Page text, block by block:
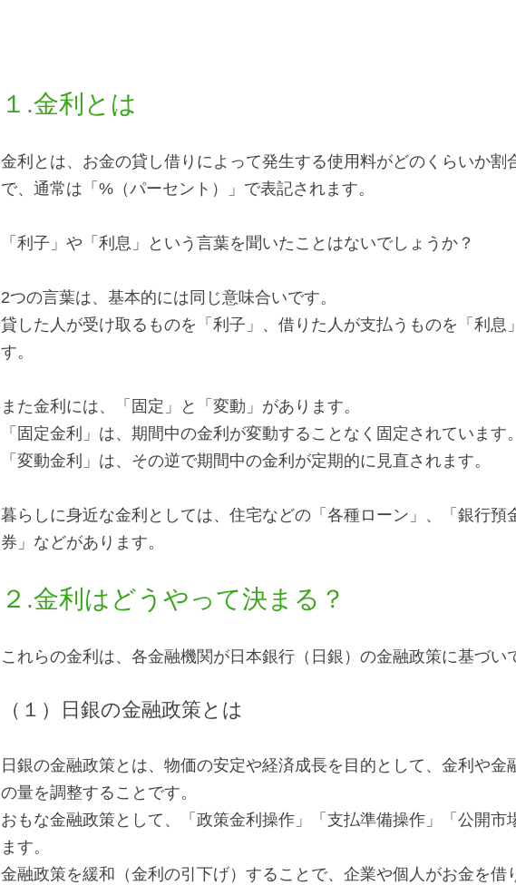
１.金利とは
金利とは、お金の貸し借りによって発生する使用料がどのくらいか割
で、通常は「%（パーセント）」で表記されます。
「利子」や「利息」という言葉を聞いたことはないでしょうか？
2つの言葉は、基本的には同じ意味合いです。
貸した人が受け取るものを「利子」、借りた人が支払うものを「利息
す。
また金利には、「固定」と「変動」があります。
「固定金利」は、期間中の金利が変動することなく固定されています。
「変動金利」は、その逆で期間中の金利が定期的に見直されます。
暮らしに身近な金利としては、住宅などの「各種ローン」、「銀行預
券」などがあります。
２.金利はどうやって決まる？
これらの金利は、各金融機関が日本銀行（日銀）の金融政策に基づい
（１）日銀の金融政策とは
日銀の金融政策とは、物価の安定や経済成長を目的として、金利や金
の量を調整することです。
おもな金融政策として、「政策金利操作」「支払準備操作」「公開市
ます。
金融政策を緩和（金利の引下げ）することで、企業や個人がお金を借